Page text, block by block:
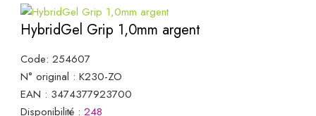
HybridGel Grip 1,0mm argent
Code: 254607
N° original : K230-ZO
EAN : 3474377923700
Disponibilité : 248